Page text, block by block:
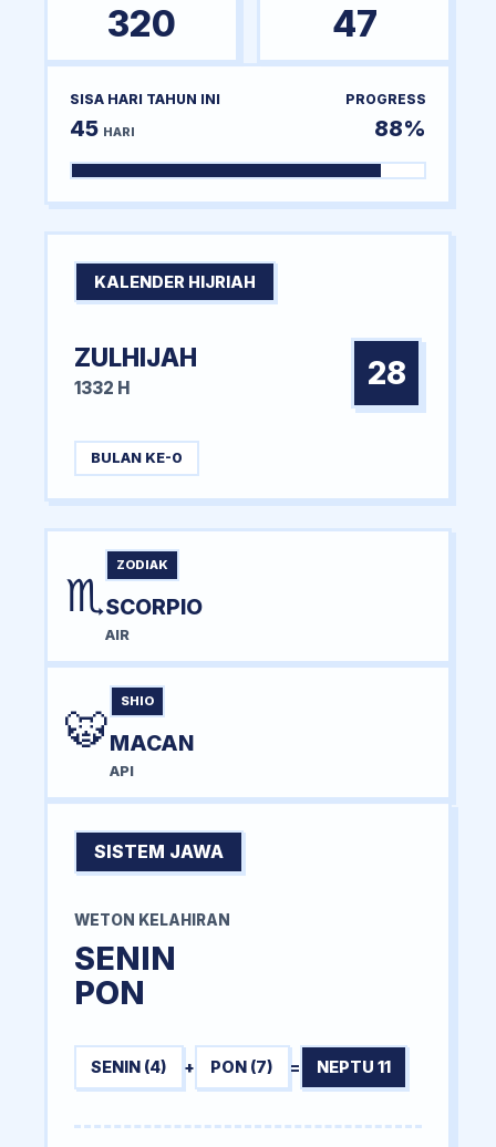
320 47
SISA HARI TAHUN INI
45 HARI
PROGRESS
88%
KALENDER HIJRIAH
ZULHIJAH
1332 H 28
BULAN KE-0
♏
ZODIAK
SCORPIO
AIR
🐯
SHIO
MACAN
API
SISTEM JAWA
WETON KELAHIRAN
SENIN
PON
SENIN (4) + PON (7) = NEPTU 11